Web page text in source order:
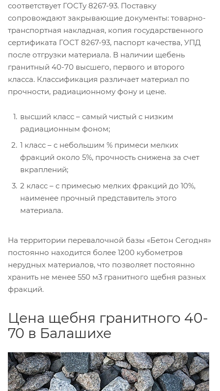
соответствует ГОСТу 8267-93. Поставку
сопровождают закрывающие документы: товарно-
транспортная накладная, копия государственного
сертификата ГОСТ 8267-93, паспорт качества, УПД
после отгрузки материала. В наличии щебень
гранитный 40-70 высшего, первого и второго
класса. Классификация различает материал по
прочности, радиационному фону и цене.
высший класс – самый чистый с низким
радиационным фоном;
1 класс – с небольшим % примеси мелких
фракций около 5%, прочность снижена за счет
вкраплений;
2 класс – с примесью мелких фракций до 10%,
наименее прочный представитель этого
материала.
На территории перевалочной базы «Бетон Сегодня»
постоянно находится более 1200 кубометров
нерудных материалов, что позволяет постоянно
хранить не менее 550 м3 гранитного щебня разных
фракций.
Цена щебня гранитного 40-
70 в Балашихе